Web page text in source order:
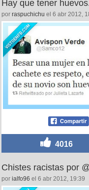
Hay que tener
por raspuchichu el 6 abr 2012,
4016
Chistes racistas por
por ialfo96 el 6 abr 2012, 19:39